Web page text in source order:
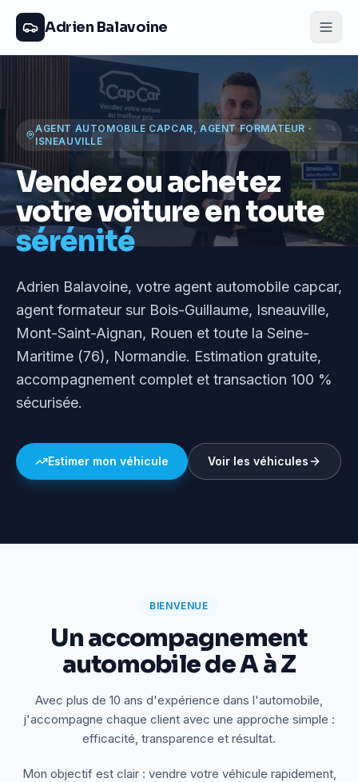
Adrien Balavoine
AGENT AUTOMOBILE CAPCAR, AGENT FORMATEUR ·
ISNEAUVILLE
Vendez ou achetez
votre voiture en toute
sérénité
Adrien Balavoine, votre agent automobile capcar,
agent formateur sur Bois-Guillaume, Isneauville,
Mont-Saint-Aignan, Rouen et toute la Seine-
Maritime (76), Normandie. Estimation gratuite,
accompagnement complet et transaction 100 %
sécurisée.
Estimer mon véhicule Voir les véhicules
BIENVENUE
Un accompagnement
automobile de A à Z
Avec plus de 10 ans d'expérience dans l'automobile,
j'accompagne chaque client avec une approche simple :
efficacité, transparence et résultat.
Mon objectif est clair : vendre votre véhicule rapidement,